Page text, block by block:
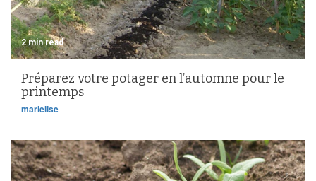
2 min read
Préparez votre potager en l’automne pour le
printemps
marielise